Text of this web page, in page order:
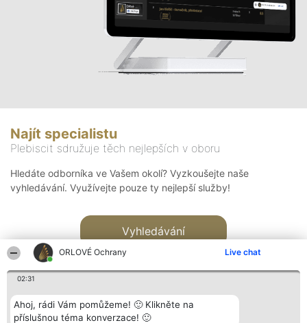
ORLOVÉ Ochrany Live chat
02:31
Ahoj, rádi Vám pomůžeme! 🙂 Klikněte na
příslušnou téma konverzace! 🙂
Najít specialistu
Plebiscit sdružuje těch nejlepších v oboru
Hledáte odborníka ve Vašem okolí? Vyzkoušejte naše
vyhledávání. Využívejte pouze ty nejlepší služby!
Vyhledávání